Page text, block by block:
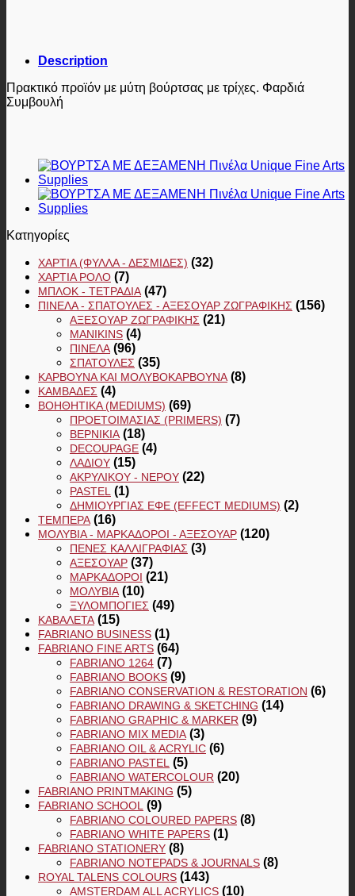
Description
Πρακτικό προϊόν με μύτη βούρτσας με τρίχες. Φαρδιά
Συμβουλή
Κατηγορίες
ΧΑΡΤΙΆ (ΦΎΛΛΑ - ΔΕΣΜΊΔΕΣ) (32)
ΧΑΡΤΙΆ ΡΟΛΌ (7)
ΜΠΛΟΚ - ΤΕΤΡΆΔΙΑ (47)
ΠΙΝΈΛΑ - ΣΠΆΤΟΥΛΕΣ - ΑΞΕΣΟΥΆΡ ΖΩΓΡΑΦΙΚΉΣ (156)
ΑΞΕΣΟΥΆΡ ΖΩΓΡΑΦΙΚΉΣ (21)
MANIKINS (4)
ΠΙΝΈΛΑ (96)
ΣΠΆΤΟΥΛΕΣ (35)
ΚΆΡΒΟΥΝΑ ΚΑΙ ΜΟΛΥΒΟΚΆΡΒΟΥΝΑ (8)
ΚΑΜΒΆΔΕΣ (4)
ΒΟΗΘΗΤΙΚΆ (MEDIUMS) (69)
ΠΡΟΕΤΟΙΜΑΣΊΑΣ (PRIMERS) (7)
ΒΕΡΝΊΚΙΑ (18)
DECOUPAGE (4)
ΛΑΔΙΟΎ (15)
ΑΚΡΥΛΙΚΟΎ - ΝΕΡΟΎ (22)
PASTEL (1)
ΔΗΜΙΟΥΡΓΊΑΣ ΕΦΈ (EFFECT MEDIUMS) (2)
ΤΈΜΠΕΡΑ (16)
ΜΟΛΎΒΙΑ - ΜΑΡΚΑΔΌΡΟΙ - ΑΞΕΣΟΥΆΡ (120)
ΠΈΝΕΣ ΚΑΛΛΙΓΡΑΦΊΑΣ (3)
ΑΞΕΣΟΥΆΡ (37)
ΜΑΡΚΑΔΌΡΟΙ (21)
ΜΟΛΎΒΙΑ (10)
ΞΥΛΟΜΠΟΓΙΈΣ (49)
ΚΑΒΑΛΈΤΑ (15)
FABRIANO BUSINESS (1)
FABRIANO FINE ARTS (64)
FABRIANO 1264 (7)
FABRIANO BOOKS (9)
FABRIANO CONSERVATION & RESTORATION (6)
FABRIANO DRAWING & SKETCHING (14)
FABRIANO GRAPHIC & MARKER (9)
FABRIANO MIX MEDIA (3)
FABRIANO OIL & ACRYLIC (6)
FABRIANO PASTEL (5)
FABRIANO WATERCOLOUR (20)
FABRIANO PRINTMAKING (5)
FABRIANO SCHOOL (9)
FABRIANO COLOURED PAPERS (8)
FABRIANO WHITE PAPERS (1)
FABRIANO STATIONERY (8)
FABRIANO NOTEPADS & JOURNALS (8)
ROYAL TALENS COLOURS (143)
AMSTERDAM ALL ACRYLICS (10)